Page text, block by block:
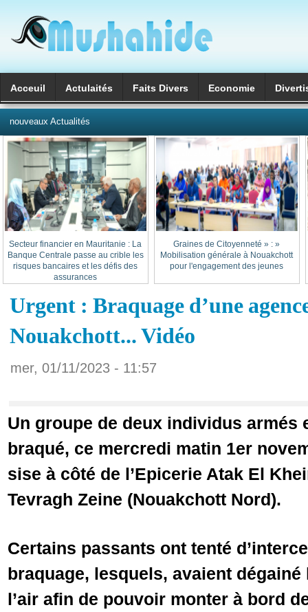
Acceuil Actulaités Faits Divers Economie
nouveaux Actualités
« Graines de Citoyenneté » :
Mobilisation générale à Nouakchott
pour l'engagement des jeunes
Secteur financier en Mauritanie : La
Banque Centrale passe au crible les
risques bancaires et les défis des
assurances
Urgent : Braquage d’une
Nouakchott... Vidéo
mer, 01/11/2023 - 11:57
Un groupe de deux individus armés
braqué, ce mercredi matin 1er
sise à côté de l’Epicerie Atak El
Tevragh Zeine (Nouakchott Nord).
Certains passants ont tenté
braquage, lesquels, avaient
l’air afin de pouvoir monter à bord